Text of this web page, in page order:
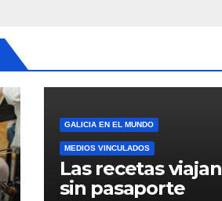
GALICIA EN EL MUNDO
MEDIOS VINCULADOS
Las recetas viajan
sin pasaporte